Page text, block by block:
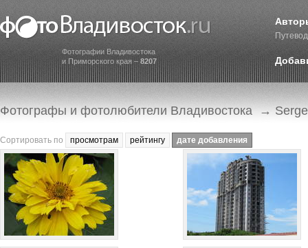
Фотографии Владивостока
и Приморского края – 8207
Фотографы и фотолюбители Владивостока →
Сортировать по просмотрам рейтингу дате добавления